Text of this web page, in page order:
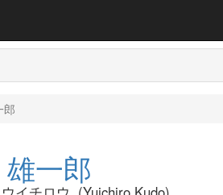
郎
一郎